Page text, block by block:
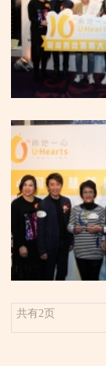
共有2页